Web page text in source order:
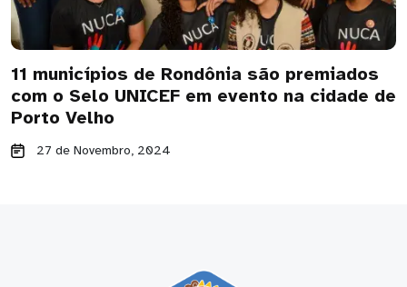
11 municípios de Rondônia são premiados
com o Selo UNICEF em evento na cidade de
Porto Velho
27 de Novembro, 2024